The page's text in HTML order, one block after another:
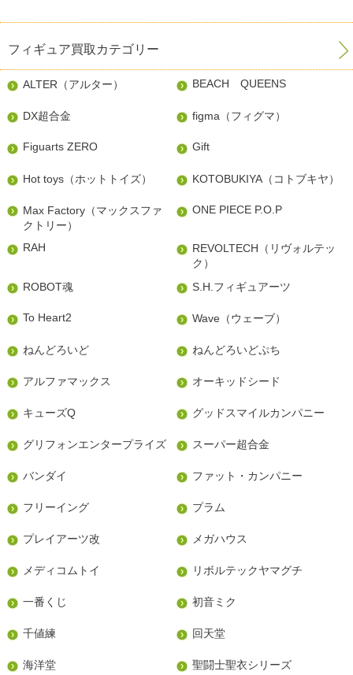
フィギュア買取カテゴリー
ALTER（アルター） BEACH QUEENS
DX超合金 figma（フィグマ）
Figuarts ZERO Gift
Hot toys（ホットトイズ） KOTOBUKIYA（コトブキヤ）
Max Factory（マックスファ
クトリー）
ONE PIECE P.O.P
RAH
REVOLTECH（リヴォルテッ
ク）
ROBOT魂
S.H.フィギュアーツ
To Heart2 Wave（ウェーブ）
ねんどろいど ねんどろいどぷち
アルファマックス オーキッドシード
キューズQ グッドスマイルカンパニー
グリフォンエンタープライズ スーパー超合金
バンダイ ファット・カンパニー
フリーイング プラム
プレイアーツ改 メガハウス
メディコムトイ リボルテックヤマグチ
一番くじ 初音ミク
千値練 回天堂
海洋堂 聖闘士聖衣シリーズ